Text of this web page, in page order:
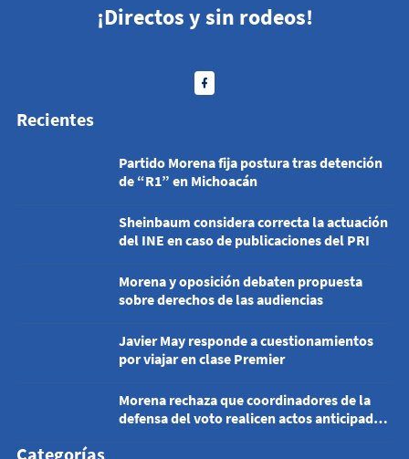
¡Directos y sin rodeos!
Recientes
Partido Morena fija postura tras detención
de “R1” en Michoacán
Sheinbaum considera correcta la actuación
del INE en caso de publicaciones del PRI
Morena y oposición debaten propuesta
sobre derechos de las audiencias
Javier May responde a cuestionamientos
por viajar en clase Premier
Morena rechaza que coordinadores de la
defensa del voto realicen actos anticipados
Categorías